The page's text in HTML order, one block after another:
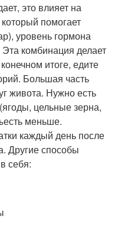
это влияет на
помогает
уровень гормона
комбинация делает
итоге, едите
Большая часть
живота. Нужно есть
цельные зерна,
меньше.
каждый день после
Другие способы
себя: